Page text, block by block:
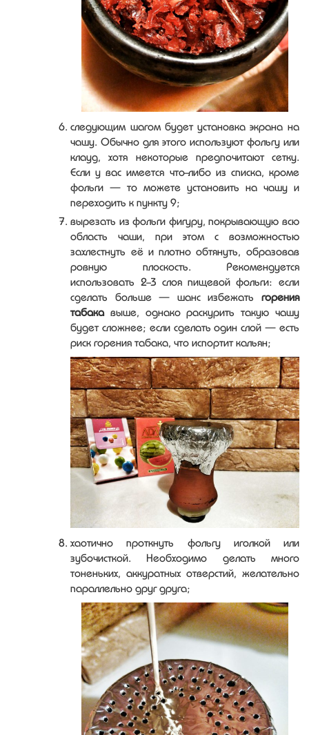
следующим шагом будет установка экрана на
чашу. Обычно для этого используют фольгу или
клауд, хотя некоторые предпочитают сетку.
Если у вас имеется что-либо из списка, кроме
фольги — то можете установить на чашу и
переходить к пункту 9;
вырезать из фольги фигуру, покрывающую всю
область чаши, при этом с возможностью
захлестнуть её и плотно обтянуть, образовав
ровную плоскость. Рекомендуется
использовать 2-3 слоя пищевой фольги: если
сделать больше — шанс избежать горения
табакавыше, однако раскурить такую чашу
будет сложнее; если сделать один слой — есть
риск горения табака, что испортит кальян;
хаотично проткнуть фольгу иголкой или
зубочисткой. Необходимо делать много
тоненьких, аккуратных отверстий, желательно
параллельно друг друга;